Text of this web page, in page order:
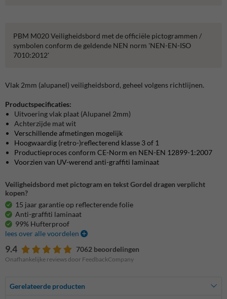
PBM M020 Veiligheidsbord met de officiële pictogrammen /
symbolen conform de geldende NEN norm 'NEN-EN-ISO
7010:2012'
Vlak 2mm (alupanel) veiligheidsbord, geheel volgens richtlijnen.
Productspecificaties:
Uitvoering vlak plaat (Alupanel 2mm)
Achterzijde mat wit
Verschillende afmetingen mogelijk
Hoogwaardig (retro-)reflecterend klasse 3 of 1
Productieproces conform CE-Norm en NEN-EN 12899-1:2007
Voorzien van UV-werend anti-graffiti laminaat
Veiligheidsbord met pictogram en tekst Gordel dragen verplicht
kopen?
15 jaar garantie op reflecterende folie
Anti-graffiti laminaat
99% Hufterproof
lees over alle voordelen
9.4 7062 beoordelingen
Onafhankelijke reviews door FeedbackCompany
Gerelateerde producten